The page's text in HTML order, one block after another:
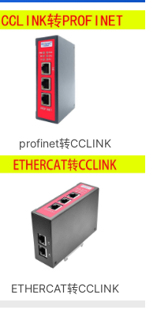
profinet转CCLINK
ETHERCAT转CCLINK